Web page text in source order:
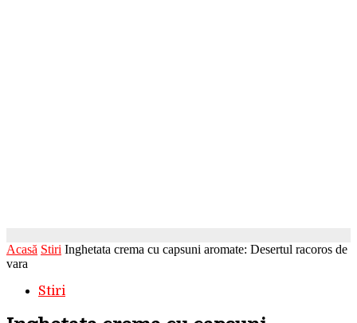
Acasă Stiri Inghetata crema cu capsuni aromate: Desertul racoros de
vara
Stiri